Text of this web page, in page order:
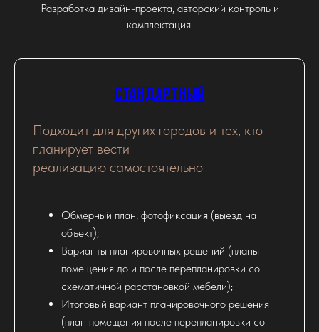
Разработка дизайн-проекта, авторский контроль и
комплектация.
СТАНДАРТНЫЙ
Подходит для других городов и тех, кто
планирует вести
реализацию самостоятельно
Обмерный план, фотофиксация (выезд на
объект);
Варианты планировочных решений (планы
помещения до и после перепланировки со
схематичной расстановкой мебели);
Итоговый вариант планировочного решения
(план помещения после перепланировки со